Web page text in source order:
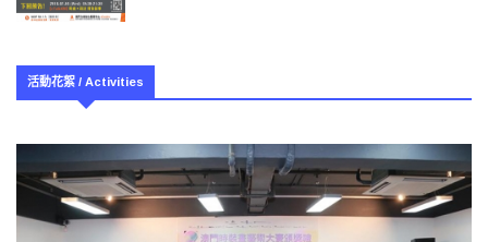
活動花絮 / Activities